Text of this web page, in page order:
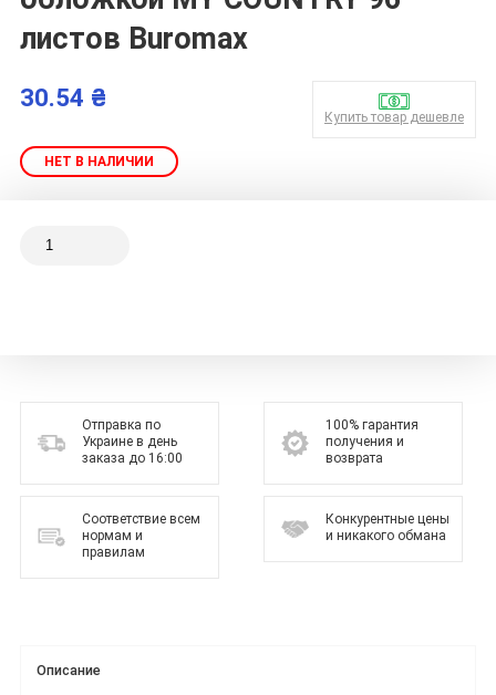
листов Buromax
30.54 ₴
Купить товар дешевле
НЕТ В НАЛИЧИИ
Отправка по
Украине в день
заказа до 16:00
Соответствие всем
нормам и
правилам
100% гарантия
получения и
возврата
Конкурентные цены
и никакого обмана
Описание